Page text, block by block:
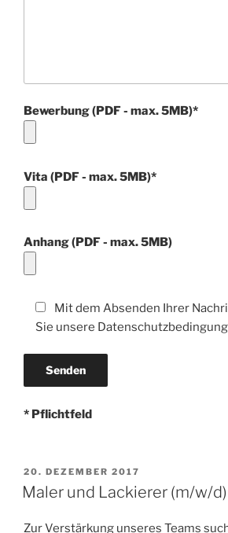
Bewerbung (PDF - max. 5MB)*
Vita (PDF - max. 5MB)*
Anhang (PDF - max. 5MB)
Mit dem Absenden Ihrer
Sie unsere
* Pflichtfeld
VERÖFFENTLICHT
AM
20. DEZEMBER 2017
Maler und Lackierer (m/w/d)
Zur Verstärkung unseres Teams